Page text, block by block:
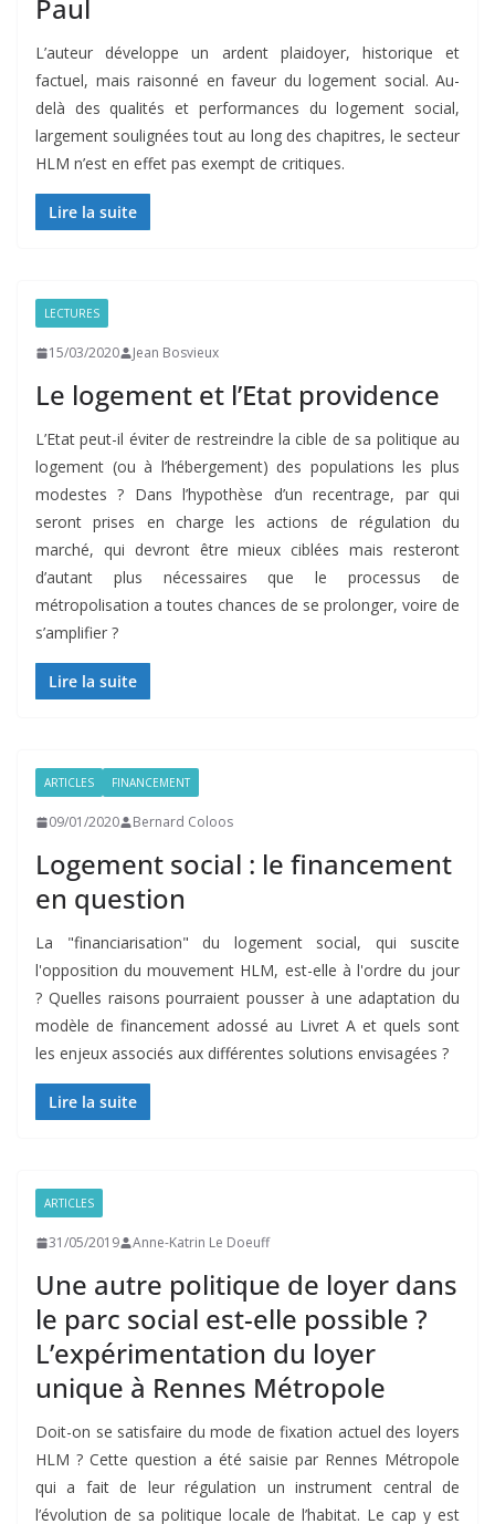
Paul
L’auteur développe un ardent plaidoyer, historique et
factuel, mais raisonné en faveur du logement social. Au-
delà des qualités et performances du logement social,
largement soulignées tout au long des chapitres, le secteur
HLM n’est en effet pas exempt de critiques.
Lire la suite
LECTURES
15/03/2020 Jean Bosvieux
Le logement et l’Etat providence
L’Etat peut-il éviter de restreindre la cible de sa politique au
logement (ou à l’hébergement) des populations les plus
modestes ? Dans l’hypothèse d’un recentrage, par qui
seront prises en charge les actions de régulation du
marché, qui devront être mieux ciblées mais resteront
d’autant plus nécessaires que le processus de
métropolisation a toutes chances de se prolonger, voire de
s’amplifier ?
Lire la suite
ARTICLES FINANCEMENT
09/01/2020 Bernard Coloos
Logement social : le financement
en question
La "financiarisation" du logement social, qui suscite
l'opposition du mouvement HLM, est-elle à l'ordre du jour
? Quelles raisons pourraient pousser à une adaptation du
modèle de financement adossé au Livret A et quels sont
les enjeux associés aux différentes solutions envisagées ?
Lire la suite
ARTICLES
31/05/2019 Anne-Katrin Le Doeuff
Une autre politique de loyer dans
le parc social est-elle possible ?
L’expérimentation du loyer
unique à Rennes Métropole
Doit-on se satisfaire du mode de fixation actuel des loyers
HLM ? Cette question a été saisie par Rennes Métropole
qui a fait de leur régulation un instrument central de
l’évolution de sa politique locale de l’habitat. Le cap y est